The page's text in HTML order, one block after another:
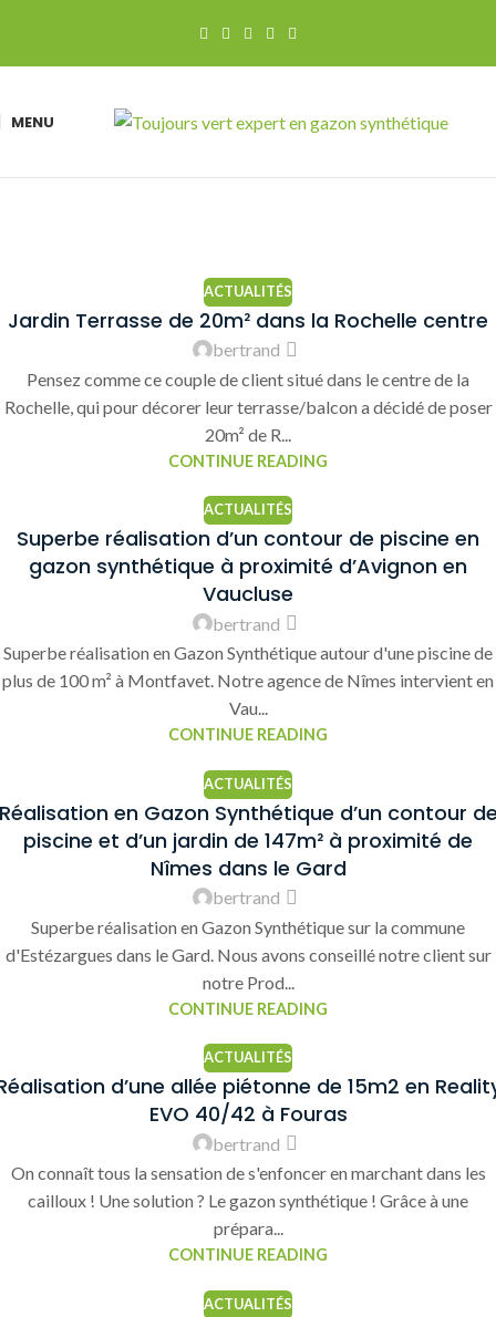
MENU
ACTUALITÉS
Jardin Terrasse de 20m² dans la Rochelle centre
bertrand
Pensez comme ce couple de client situé dans le centre de la
Rochelle, qui pour décorer leur terrasse/balcon a décidé de poser
20m² de R...
CONTINUE READING
ACTUALITÉS
Superbe réalisation d’un contour de piscine en
gazon synthétique à proximité d’Avignon en
Vaucluse
bertrand
Superbe réalisation en Gazon Synthétique autour d'une piscine de
plus de 100 m² à Montfavet. Notre agence de Nîmes intervient en
Vau...
CONTINUE READING
ACTUALITÉS
en Gazon Synthétique d’un contour
piscine et d’un jardin de 147m² à proximité de
Nîmes dans le Gard
bertrand
Superbe réalisation en Gazon Synthétique sur la commune
d'Estézargues dans le Gard. Nous avons conseillé notre client sur
notre Prod...
CONTINUE READING
ACTUALITÉS
d’une allée piétonne de 15m2 en
EVO 40/42 à Fouras
bertrand
On connaît tous la sensation de s'enfoncer en marchant dans les
cailloux ! Une solution ? Le gazon synthétique ! Grâce à une
prépara...
CONTINUE READING
ACTUALITÉS